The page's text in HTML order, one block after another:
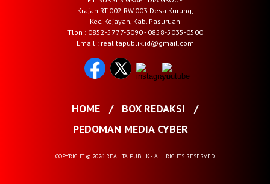
Krajan RT.002 RW.003 Desa Kurung,
Kec. Kejayan, Kab. Pasuruan
Tlpn : 0852-5777-3090 - 0858-5035-0500
Email : realitapublik.id@gmail.com
HOME
BOX REDAKSI
PEDOMAN MEDIA CYBER
COPYRIGHT © 2026 REALITA PUBLIK - ALL RIGHTS RESERVED